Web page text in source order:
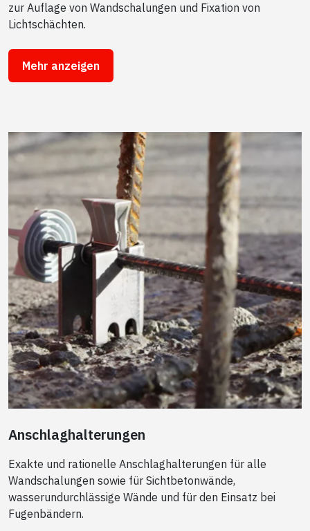
zur Auflage von Wandschalungen und Fixation von
Lichtschächten.
Mehr anzeigen
Anschlaghalterungen
Exakte und rationelle Anschlaghalterungen für alle
Wandschalungen sowie für Sichtbetonwände,
wasserundurchlässige Wände und für den Einsatz bei
Fugenbändern.